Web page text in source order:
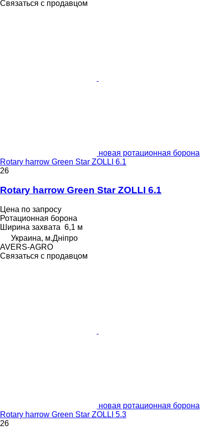
Связаться с продавцом
новая ротационная борона
Rotary harrow Green Star ZOLLI 6.1
26
Rotary harrow Green Star ZOLLI 6.1
Цена по запросу
Ротационная борона
Ширина захвата 6,1 м
Украина, м.Дніпро
AVERS-AGRO
Связаться с продавцом
новая ротационная борона
Rotary harrow Green Star ZOLLI 5.3
26